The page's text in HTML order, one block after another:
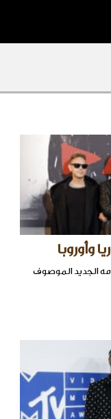
وأوروبا
الجديد الموصوف